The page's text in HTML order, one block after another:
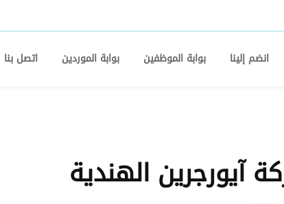
انضم إلينا بوابة الموظفين بوابة الموردين اتصل بنا
آيورجرين الهندية